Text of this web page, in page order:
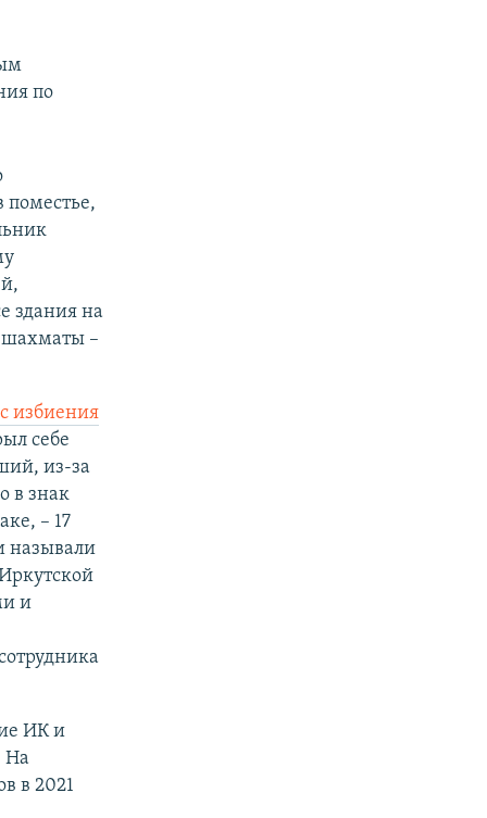
по
поместье,
здания на
шахматы –
избиения
себе
из-за
в знак
– 17
называли
и
ИК и
На
в 2021